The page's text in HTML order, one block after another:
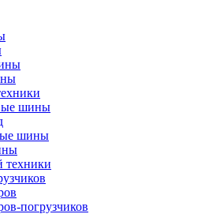
шины
шины
техники
погрузчиков